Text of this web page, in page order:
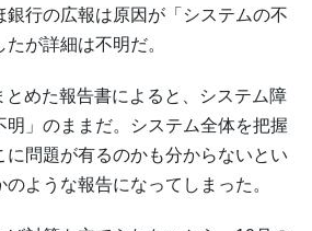
銀行の広報は原因が「システムの不
が詳細は不明だ。
めた報告書によると、システム障
明」のままだ。システム全体を把握
に問題が有るのかも分からないとい
ような報告になってしまった。